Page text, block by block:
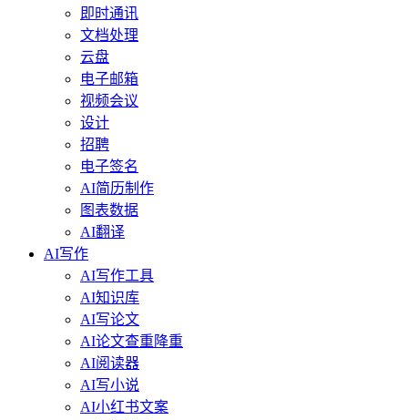
即时通讯
文档处理
云盘
电子邮箱
视频会议
设计
招聘
电子签名
AI简历制作
图表数据
AI翻译
AI写作
AI写作工具
AI知识库
AI写论文
AI论文查重降重
AI阅读器
AI写小说
AI小红书文案